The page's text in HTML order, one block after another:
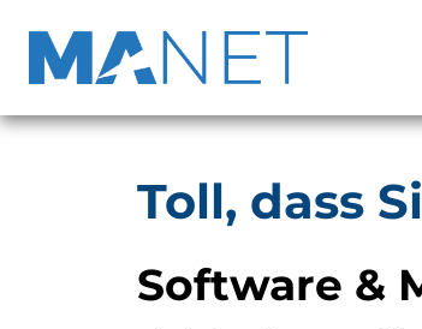
Toll, dass
Software &